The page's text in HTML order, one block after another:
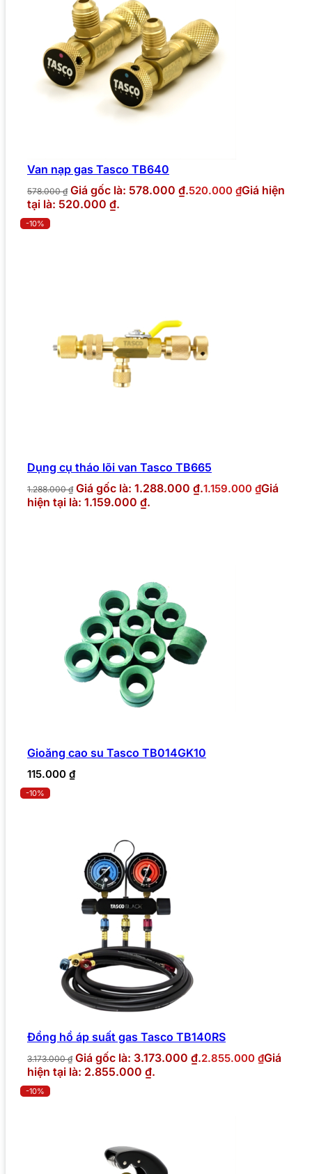
Van nạp gas Tasco TB640
578.000₫ Giá gốc là: 578.000 ₫.520.000 ₫Giá hiện
tại là: 520.000 ₫.
-10%
Dụng cụ tháo lõi van Tasco TB665
1.288.000₫ Giá gốc là: 1.288.000 ₫.1.159.000 ₫Giá
hiện tại là: 1.159.000 ₫.
Gioăng cao su Tasco TB014GK10
115.000 ₫
-10%
Đồng hồ áp suất gas Tasco TB140RS
3.173.000₫ Giá gốc là: 3.173.000 ₫.2.855.000 ₫Giá
hiện tại là: 2.855.000 ₫.
-10%